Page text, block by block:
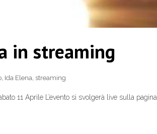
in streaming
, Ida Elena, streaming
11 Aprile L’evento si svolgerà live sulla pagina